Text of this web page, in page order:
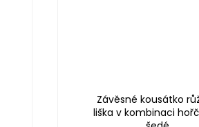
Závěsné kousátko
liška v kombinaci